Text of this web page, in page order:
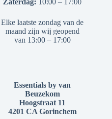
Zaterdag: 10:00 – 17:00
Elke laatste zondag van de
maand zijn wij geopend
van 13:00 – 17:00
Essentials by van
Beuzekom
Hoogstraat 11
4201 CA Gorinchem